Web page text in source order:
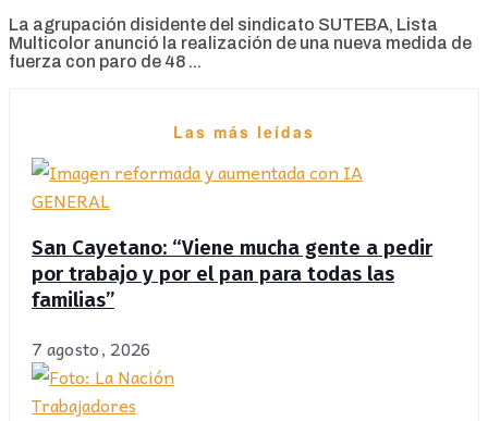
La agrupación disidente del sindicato SUTEBA, Lista
Multicolor anunció la realización de una nueva medida de
fuerza con paro de 48 ...
Las más leídas
GENERAL
San Cayetano: “Viene mucha gente a pedir
por trabajo y por el pan para todas las
familias”
7 agosto, 2026
Trabajadores